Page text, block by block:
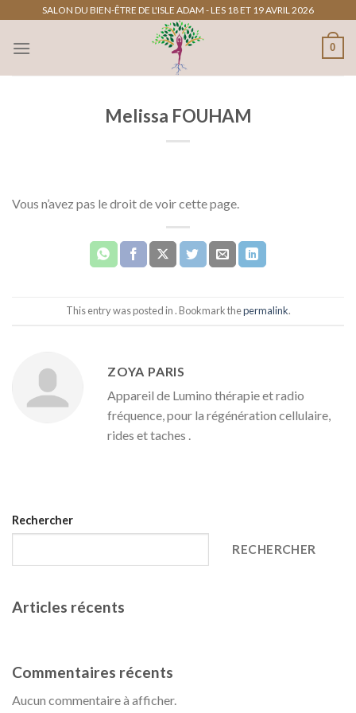
contenu
SALON DU BIEN-ÊTRE DE L'ISLE ADAM - LES 18 ET 19 AVRIL 2026
0
Melissa FOUHAM
Vous n’avez pas le droit de voir cette page.
This entry was posted in . Bookmark thepermalink.
ZOYA PARIS
Appareil de Lumino thérapie et radio
fréquence, pour la régénération cellulaire,
rides et taches .
Rechercher
RECHERCHER
Articles récents
Commentaires récents
Aucun commentaire à afficher.